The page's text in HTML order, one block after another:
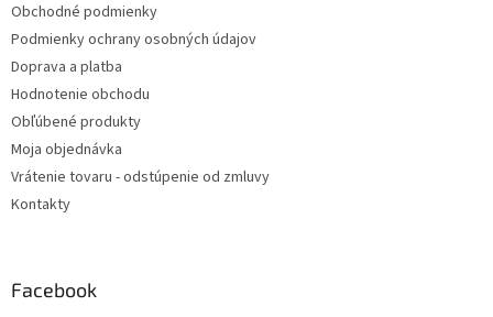
Obchodné podmienky
Podmienky ochrany osobných údajov
Doprava a platba
Hodnotenie obchodu
Obľúbené produkty
Moja objednávka
Vrátenie tovaru - odstúpenie od zmluvy
Kontakty
Facebook